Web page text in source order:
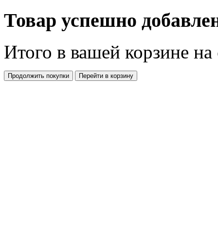
Товар успешно
Итого в вашей корзине
Продолжить покупки Перейти в корзину